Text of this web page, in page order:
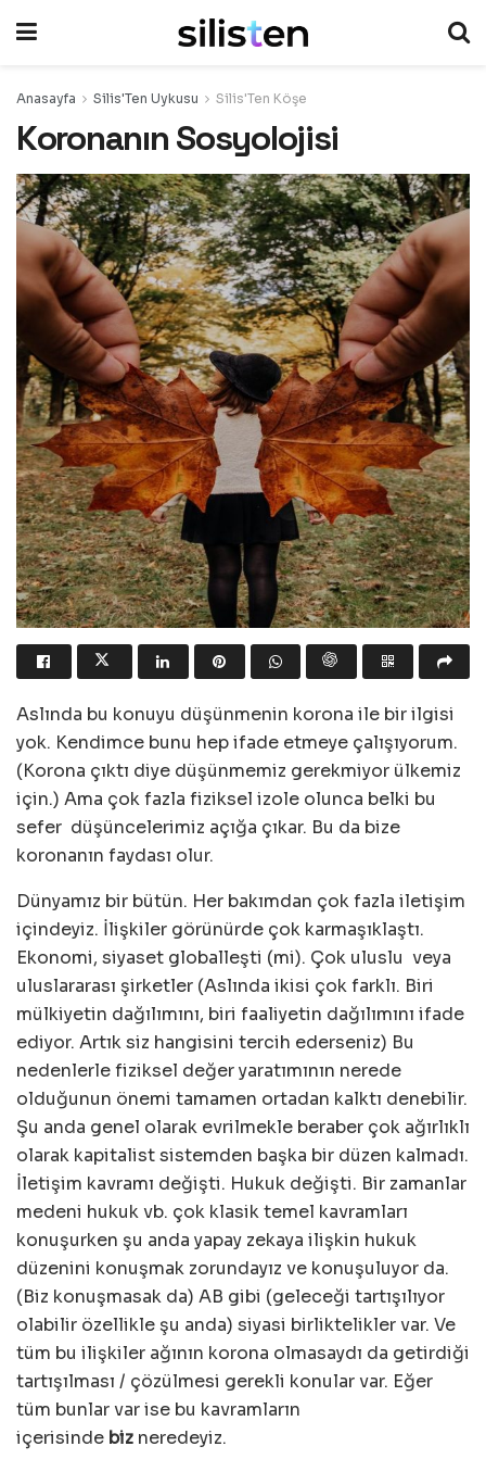
Anasayfa Silis'Ten Uykusu Silis'Ten Köşe
Koronanın Sosyolojisi
Aslında bu konuyu düşünmenin korona ile bir ilgisi
yok. Kendimce bunu hep ifade etmeye çalışıyorum.
(Korona çıktı diye düşünmemiz gerekmiyor ülkemiz
için.) Ama çok fazla fiziksel izole olunca belki bu
sefer düşüncelerimiz açığa çıkar. Bu da bize
koronanın faydası olur.
Dünyamız bir bütün. Her bakımdan çok fazla iletişim
içindeyiz. İlişkiler görünürde çok karmaşıklaştı.
Ekonomi, siyaset globalleşti (mi). Çok uluslu veya
uluslararası şirketler (Aslında ikisi çok farklı. Biri
mülkiyetin dağılımını, biri faaliyetin dağılımını ifade
ediyor. Artık siz hangisini tercih ederseniz) Bu
nedenlerle fiziksel değer yaratımının nerede
olduğunun önemi tamamen ortadan kalktı denebilir.
Şu anda genel olarak evrilmekle beraber çok ağırlıklı
olarak kapitalist sistemden başka bir düzen kalmadı.
İletişim kavramı değişti. Hukuk değişti. Bir zamanlar
medeni hukuk vb. çok klasik temel kavramları
konuşurken şu anda yapay zekaya ilişkin hukuk
düzenini konuşmak zorundayız ve konuşuluyor da.
(Biz konuşmasak da) AB gibi (geleceği tartışılıyor
olabilir özellikle şu anda) siyasi birliktelikler var. Ve
tüm bu ilişkiler ağının korona olmasaydı da getirdiği
tartışılması / çözülmesi gerekli konular var. Eğer
tüm bunlar var ise bu kavramların
içerisinde biz neredeyiz.